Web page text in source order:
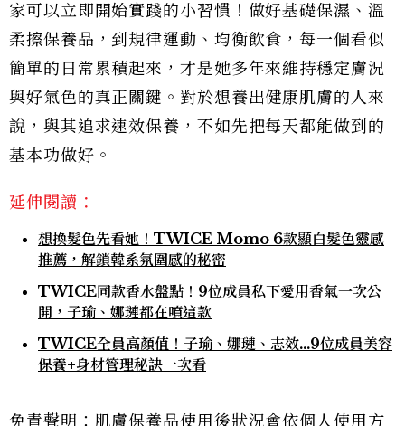
家可以立即開始實踐的小習慣！做好基礎保濕、溫
柔擦保養品，到規律運動、均衡飲食，每一個看似
簡單的日常累積起來，才是她多年來維持穩定膚況
與好氣色的真正關鍵。對於想養出健康肌膚的人來
說，與其追求速效保養，不如先把每天都能做到的
基本功做好。
延伸閱讀：
想換髮色先看她！TWICE Momo 6款顯白髮色靈感
推薦，解鎖韓系氛圍感的秘密
TWICE同款香水盤點！9位成員私下愛用香氣一次公
開，子瑜、娜璉都在噴這款
TWICE全員高顏值！子瑜、娜璉、志效...9位成員美容
保養+身材管理秘訣一次看
免責聲明：肌膚保養品使用後狀況會依個人使用方